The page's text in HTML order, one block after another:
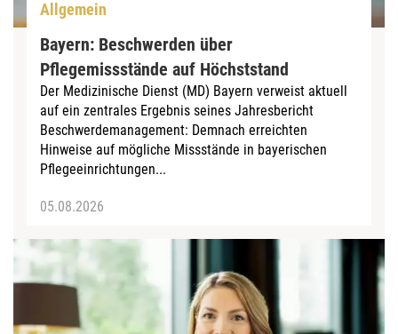
Allgemein
Bayern: Beschwerden über
Pflegemissstände auf Höchststand
Der Medizinische Dienst (MD) Bayern verweist aktuell
auf ein zentrales Ergebnis seines Jahresbericht
Beschwerdemanagement: Demnach erreichten
Hinweise auf mögliche Missstände in bayerischen
Pflegeeinrichtungen...
05.08.2026